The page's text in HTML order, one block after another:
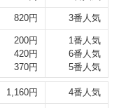
820円 3番人気
200円
420円
370円
1番人気
6番人気
5番人気
1,160円 4番人気